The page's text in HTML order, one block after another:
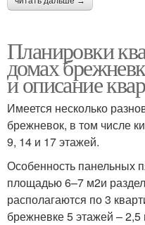
Планировки
домах
и описание
Имеется несколько
брежневок, в том числе
9, 14 и 17 этажей.
Особенность панельных
площадью 6–7 м2и
располагаются по 3
брежневке 5 этажей – 2,5